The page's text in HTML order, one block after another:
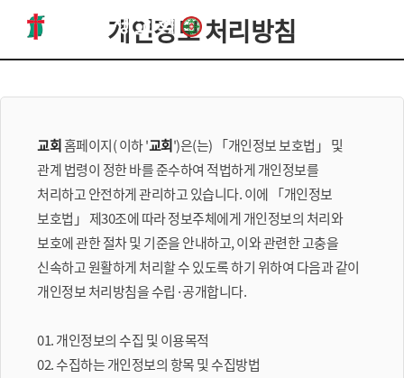
개인정보 처리방침
교회 홈페이지( 이하 '교회 ')은(는) 「개인정보 보호법」 및
관계 법령이 정한 바를 준수하여 적법하게 개인정보를
처리하고 안전하게 관리하고 있습니다. 이에 「개인정보
보호법」 제30조에 따라 정보주체에게 개인정보의 처리와
보호에 관한 절차 및 기준을 안내하고, 이와 관련한 고충을
신속하고 원활하게 처리할 수 있도록 하기 위하여 다음과 같이
개인정보 처리방침을 수립·공개합니다.
01. 개인정보의 수집 및 이용목적
02. 수집하는 개인정보의 항목 및 수집방법